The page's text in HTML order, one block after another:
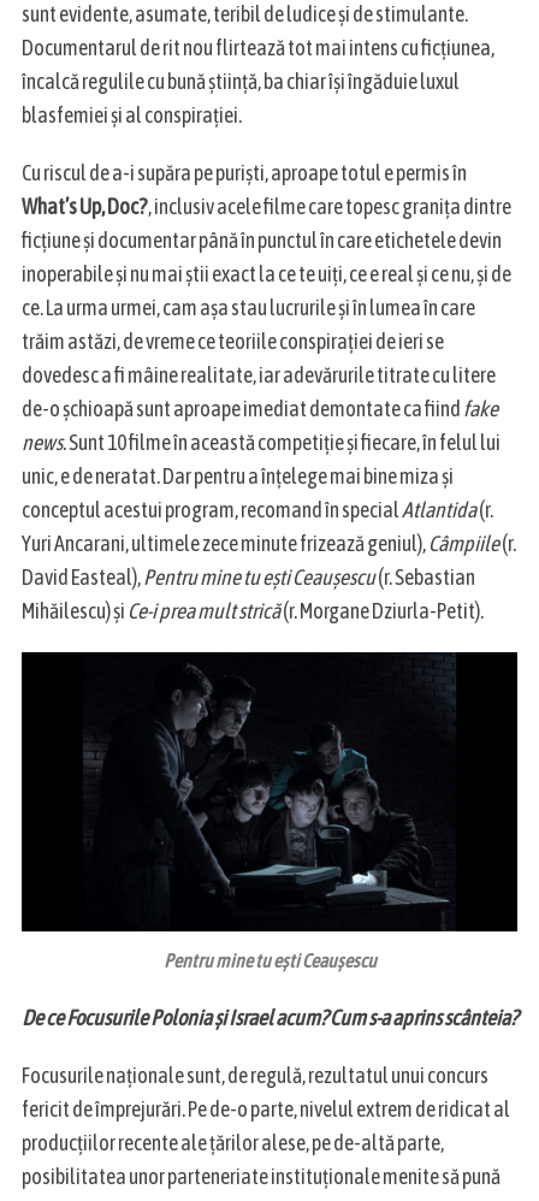
sunt evidente, asumate, teribil de ludice și de stimulante.
Documentarul de rit nou flirtează tot mai intens cu ficțiunea,
încalcă regulile cu bună știință, ba chiar își îngăduie luxul
blasfemiei și al conspirației.
Cu riscul de a-i supăra pe puriști, aproape totul e permis în
What’s Up, Doc?, inclusiv acele filme care topesc granița dintre
ficțiune și documentar până în punctul în care etichetele devin
inoperabile și nu mai știi exact la ce te uiți, ce e real și ce nu, și de
ce. La urma urmei, cam așa stau lucrurile și în lumea în care
trăim astăzi, de vreme ce teoriile conspirației de ieri se
dovedesc a fi mâine realitate, iar adevărurile titrate cu litere
de-o șchioapă sunt aproape imediat demontate ca fiind fake
news. Sunt 10 filme în această competiție și fiecare, în felul lui
unic, e de neratat. Dar pentru a înțelege mai bine miza și
conceptul acestui program, recomand în specialAtlantida(r.
Yuri Ancarani, ultimele zece minute frizează geniul),Câmpiile(r.
David Easteal),Pentru mine tu ești Ceaușescu(r. Sebastian
Mihăilescu) și Ce-i prea mult strică(r. Morgane Dziurla-Petit).
Pentru mine tu ești Ceaușescu
De ce Focusurile Polonia și Israel acum? Cum s-a aprins scânteia?
Focusurile naționale sunt, de regulă, rezultatul unui concurs
fericit de împrejurări. Pe de-o parte, nivelul extrem de ridicat al
producțiilor recente ale țărilor alese, pe de-altă parte,
posibilitatea unor parteneriate instituționale menite să pună
S
e
c
h
f
o
: